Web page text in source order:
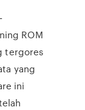
ROM
tergores
yang
ini